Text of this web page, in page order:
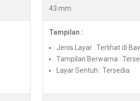
43 mm
Tampilan :
Jenis Layar : Terlihat di
Tampilan Berwarna :
Layar Sentuh : Tersedia